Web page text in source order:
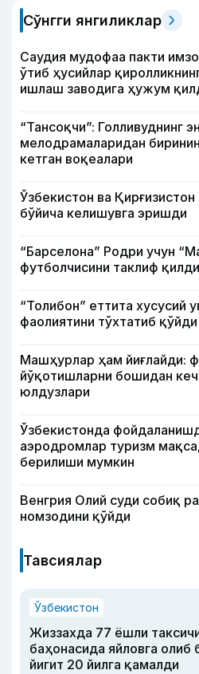
Сўнгги янгиликлар
Саудия мудофаа пакти
ўтиб ҳусийлар
ишлаш заводига ҳужум
“Тансоқчи”: Голливуднинг
мелодрамаларидан
кетган воқеалари
Ўзбекистон ва
бўйича келишувга эришди
“Барселона” Родри учун
футболчисини таклиф қилди
“Толибон” еттита хусусий
фаолиятини тўхтатиб қўйди
Машҳурлар ҳам йиғлайди:
йўқотишларни бошидан
юлдузлари
Ўзбекистонда
аэродромлар туризм
берилиши мумкин
Венгрия Олий суди собиқ
номзодини қўйди
Тавсиялар
Ўзбекистон
Жиззахда 77 ёшли
баҳонасида яйловга олиб
йигит 20 йилга қамалди